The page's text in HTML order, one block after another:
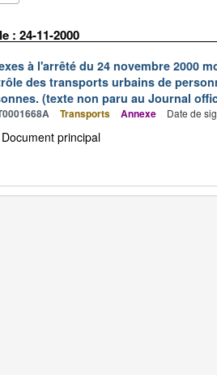
: 24-11-2000
à l'arrêté du 24 novembre 2000
des transports urbains de
(texte non paru au Journal
Transports Annexe Date de
Document principal